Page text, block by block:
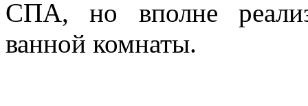
СПА, но вполне
ванной комнаты.